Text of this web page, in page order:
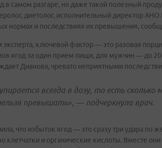
в самом разгаре, но даже такой полезный
диетолог, исполнительный директор
нормах и последствиях их превышения,
эксперта, ключевой фактор — это разовая
ягод за один прием пищи, для мужчин — до
Дианова, чревато неприятными
всегда в дозу, то есть
превышать», — подчеркнула врач.
что избыток ягод — это сразу три удара по
клетчатки и органические кислоты. Вместе